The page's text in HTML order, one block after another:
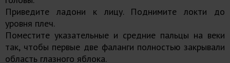
Приведите ладони к лицу. Поднимите локти до
уровня плеч.
Поместите указательные и средние пальцы на веки
так, чтобы первые две фаланги полностью закрывали
область глазного яблока.